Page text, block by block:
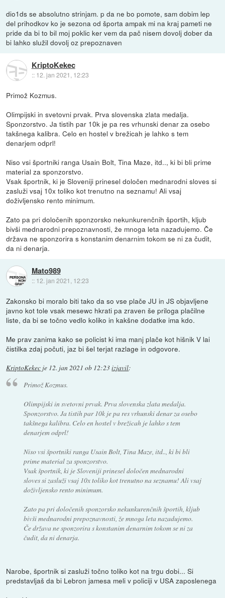
dio1ds se absolutno strinjam. p da ne bo pomote, sam dobim lep
del prihodkov ko je sezona od športa ampak mi na kraj pameti ne
pride da bi to bil moj poklic ker vem da pač nisem dovolj dober da
bi lahko služil dovolj oz prepoznaven
KriptoKekec
:: 12. jan 2021, 12:23
Primož Kozmus.
Olimpijski in svetovni prvak. Prva slovenska zlata medalja.
Sponzorstvo. Ja tistih par 10k je pa res vrhunski denar za osebo
takšnega kalibra. Celo en hostel v brežicah je lahko s tem
denarjem odprl!
Niso vsi športniki ranga Usain Bolt, Tina Maze, itd.., ki bi bli prime
material za sponzorstvo.
Vsak športnik, ki je Sloveniji prinesel določen mednarodni sloves si
zasluži vsaj 10x toliko kot trenutno na seznamu! Ali vsaj
doživljensko rento minimum.
Zato pa pri določenih sponzorsko nekunkurenčnih športih, kljub
bivši mednarodni prepoznavnosti, že mnoga leta nazadujemo. Če
država ne sponzorira s konstanim denarnim tokom se ni za čudit,
da ni denarja.
Mato989
:: 12. jan 2021, 12:23
Zakonsko bi moralo biti tako da so vse plače JU in JS objavljene
javno kot tole vsak mesewc hkrati pa zraven še priloga plačilne
liste, da bi se točno vedlo koliko in kakšne dodatke ima kdo.
Me prav zanima kako se policist ki ima manj plače kot hišnik V lai
čistilka zdaj počuti, jaz bi šel terjat razlage in odgovore.
KriptoKekec je 12. jan 2021 ob 12:23izjavil:
Primož Kozmus.
Olimpijski in svetovni prvak. Prva slovenska zlata medalja.
Sponzorstvo. Ja tistih par 10k je pa res vrhunski denar za osebo
takšnega kalibra. Celo en hostel v brežicah je lahko s tem
denarjem odprl!
Niso vsi športniki ranga Usain Bolt, Tina Maze, itd.., ki bi bli
prime material za sponzorstvo.
Vsak športnik, ki je Sloveniji prinesel določen mednarodni
sloves si zasluži vsaj 10x toliko kot trenutno na seznamu! Ali vsaj
doživljensko rento minimum.
Zato pa pri določenih sponzorsko nekunkurenčnih športih, kljub
bivši mednarodni prepoznavnosti, že mnoga leta nazadujemo.
Če država ne sponzorira s konstanim denarnim tokom se ni za
čudit, da ni denarja.
Narobe, športnik si zasluži točno toliko kot na trgu dobi... Si
predstavljaš da bi Lebron jamesa meli v policiji v USA zaposlenega